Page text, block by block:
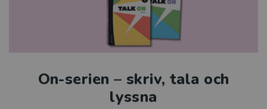
On-serien – skriv, tala och
lyssna